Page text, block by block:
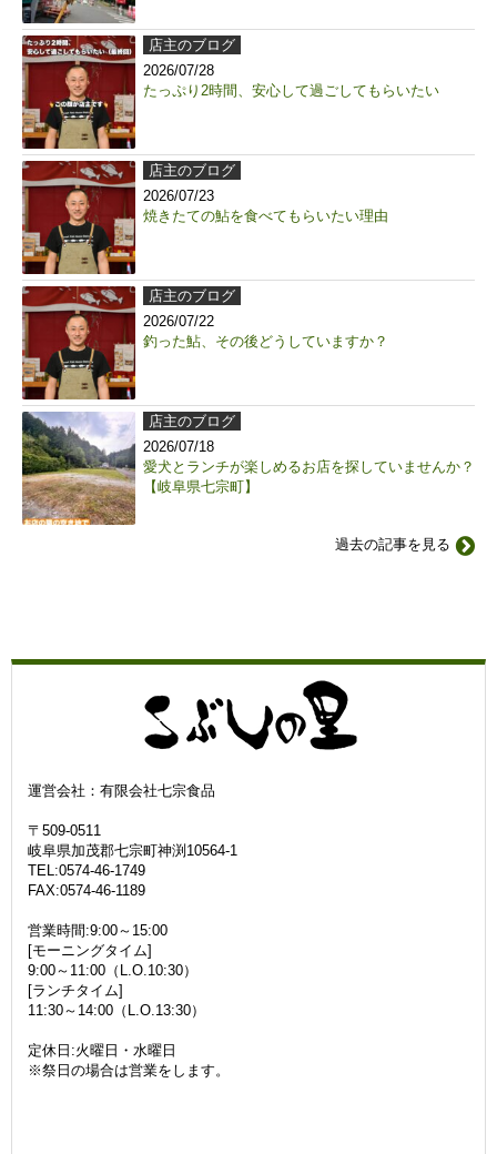
店主のブログ
2026/07/28
たっぷり2時間、安心して過ごしてもらいたい
店主のブログ
2026/07/23
焼きたての鮎を食べてもらいたい理由
店主のブログ
2026/07/22
釣った鮎、その後どうしていますか？
店主のブログ
2026/07/18
愛犬とランチが楽しめるお店を探していませんか？
【岐阜県七宗町】
過去の記事を見る
運営会社：有限会社七宗食品
〒509-0511
岐阜県加茂郡七宗町神渕10564-1
TEL:0574-46-1749
FAX:0574-46-1189
営業時間:9:00～15:00
[モーニングタイム]
9:00～11:00（L.O.10:30）
[ランチタイム]
11:30～14:00（L.O.13:30）
定休日:火曜日・水曜日
※祭日の場合は営業をします。